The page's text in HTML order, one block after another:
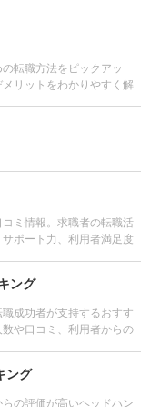
転職方法をピックアッ
リットをわかりやすく解
ミ情報。求職者の転職活
ポート力、利用者満足度
ング
成功者が支持するおすす
や口コミ、利用者からの
ング
の評価が高いヘッドハン